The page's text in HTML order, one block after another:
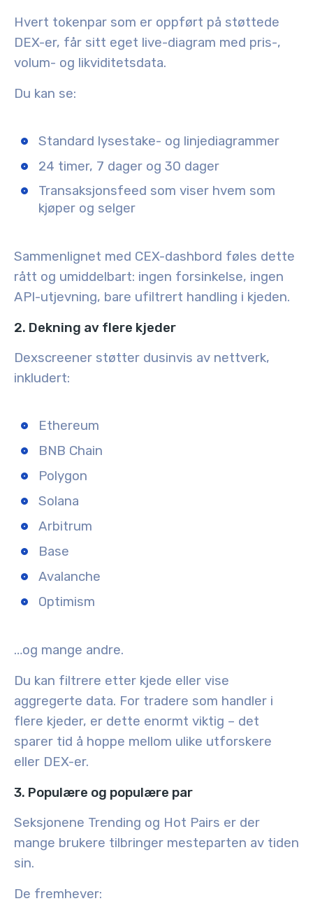
Hvert tokenpar som er oppført på støttede
DEX-er, får sitt eget live-diagram med pris-,
volum- og likviditetsdata.
Du kan se:
Standard lysestake- og linjediagrammer
24 timer, 7 dager og 30 dager
Transaksjonsfeed som viser hvem som
kjøper og selger
Sammenlignet med CEX-dashbord føles dette
rått og umiddelbart: ingen forsinkelse, ingen
API-utjevning, bare ufiltrert handling i kjeden.
2. Dekning av flere kjeder
Dexscreener støtter dusinvis av nettverk,
inkludert:
Ethereum
BNB Chain
Polygon
Solana
Arbitrum
Base
Avalanche
Optimism
…og mange andre.
Du kan filtrere etter kjede eller vise
aggregerte data. For tradere som handler i
flere kjeder, er dette enormt viktig – det
sparer tid å hoppe mellom ulike utforskere
eller DEX-er.
3. Populære og populære par
Seksjonene Trending og Hot Pairs er der
mange brukere tilbringer mesteparten av tiden
sin.
De fremhever: